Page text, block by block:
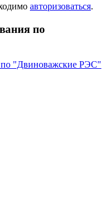
авторизоваться.
по